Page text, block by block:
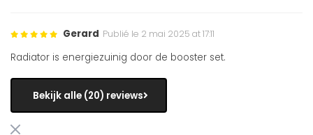
Gerard Publié le 2 mai 2025 at 17:11
Radiator is energiezuinig door de booster set.
Bekijk alle (20) reviews